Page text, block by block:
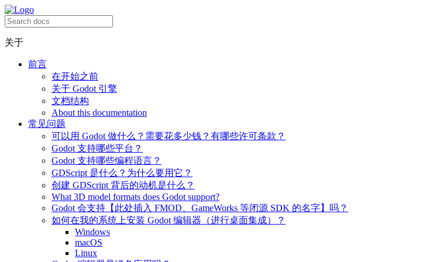
关于
前言
在开始之前
关于 Godot 引擎
文档结构
About this documentation
常见问题
可以用 Godot 做什么？需要花多少钱？有哪些许可条款？
Godot 支持哪些平台？
Godot 支持哪些编程语言？
GDScript 是什么？为什么要用它？
创建 GDScript 背后的动机是什么？
What 3D model formats does Godot support?
Godot 会支持【此处插入 FMOD、GameWorks 等闭源 SDK 的名字】吗？
如何在我的系统上安装 Godot 编辑器（进行桌面集成）？
Windows
macOS
Linux